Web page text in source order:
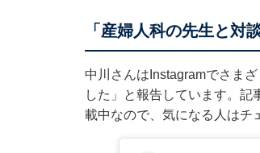
「産婦人科の先生と対談
中川さんはInstagramでさま
した」と報告しています。記
載中なので、気になる人はチ